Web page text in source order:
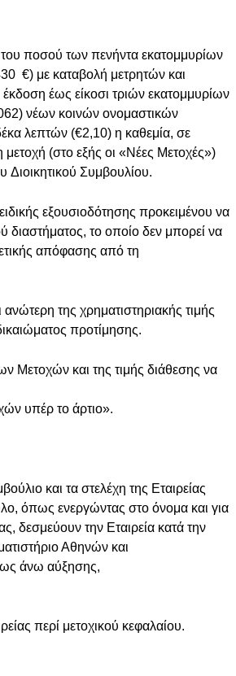
του ποσού των πενήντα εκατομμυρίων
€) με καταβολή μετρητών και
έως είκοσι τριών εκατομμυρίων
νέων κοινών ονομαστικών
λεπτών (€2,10) η καθεμία, σε
μετοχή (στο εξής οι «Νέες Μετοχές»)
Διοικητικού Συμβουλίου.
εξουσιοδότησης προκειμένου να
διαστήματος, το οποίο δεν μπορεί να
απόφασης από τη
της χρηματιστηριακής τιμής
προτίμησης.
Μετοχών και της τιμής διάθεσης να
υπέρ το άρτιο».
και τα στελέχη της Εταιρείας
όπως ενεργώντας στο όνομα και για
δεσμεύουν την Εταιρεία κατά την
Αθηνών και
ως άνω αύξησης,
περί μετοχικού κεφαλαίου.